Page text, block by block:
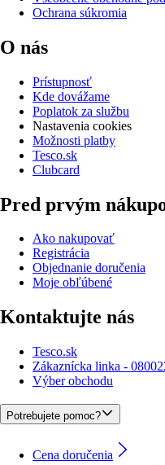
Ochrana súkromia
O nás
Prístupnosť
Kde dovážame
Poplatok za službu
Nastavenia cookies
Možnosti platby
Tesco.sk
Clubcard
Pred prvým
Ako nakupovať
Registrácia
Objednanie doručenia
Moje obľúbené
Kontaktujte nás
Tesco.sk
Zákaznícka linka -
Výber obchodu
Potrebujete pomoc?
Cena doručenia